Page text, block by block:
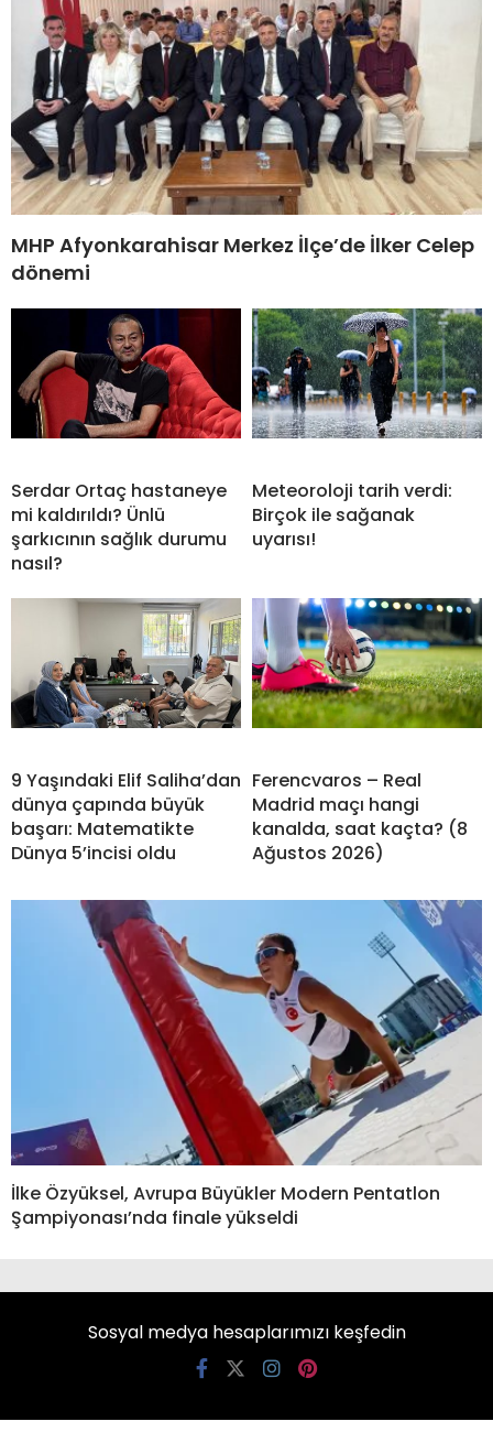
MHP Afyonkarahisar Merkez İlçe’de İlker Celep
dönemi
Serdar Ortaç hastaneye
mi kaldırıldı? Ünlü
şarkıcının sağlık durumu
nasıl?
Meteoroloji tarih verdi:
Birçok ile sağanak
uyarısı!
9 Yaşındaki Elif Saliha’dan
dünya çapında büyük
başarı: Matematikte
Dünya 5’incisi oldu
Ferencvaros – Real
Madrid maçı hangi
kanalda, saat kaçta? (8
Ağustos 2026)
İlke Özyüksel, Avrupa Büyükler Modern Pentatlon
Şampiyonası’nda finale yükseldi
Sosyal medya hesaplarımızı keşfedin